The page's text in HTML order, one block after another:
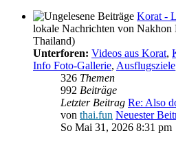
Korat -
lokale Nachrichten von Nakhon
Thailand)
Unterforen: Videos aus Korat,
Info Foto-Gallerie, Ausflugsziele
326 Themen
992 Beiträge
Letzter Beitrag Re: Also
von thai.fun Neuester
So Mai 31, 2026 8:31 pm